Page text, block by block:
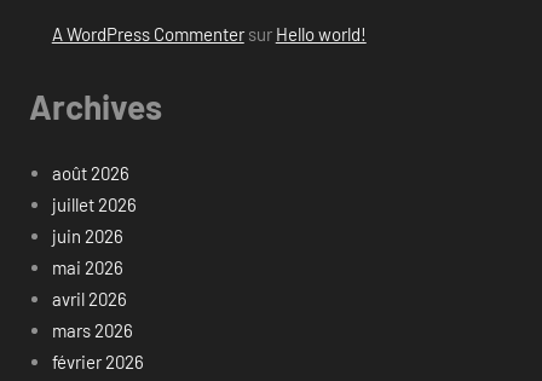
A WordPress Commentersur Hello world!
Archives
août 2026
juillet 2026
juin 2026
mai 2026
avril 2026
mars 2026
février 2026